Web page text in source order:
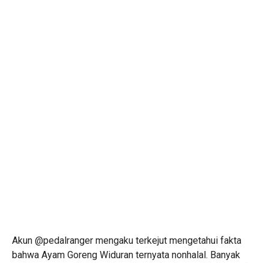
Akun @pedalranger mengaku terkejut mengetahui fakta
bahwa Ayam Goreng Widuran ternyata nonhalal. Banyak